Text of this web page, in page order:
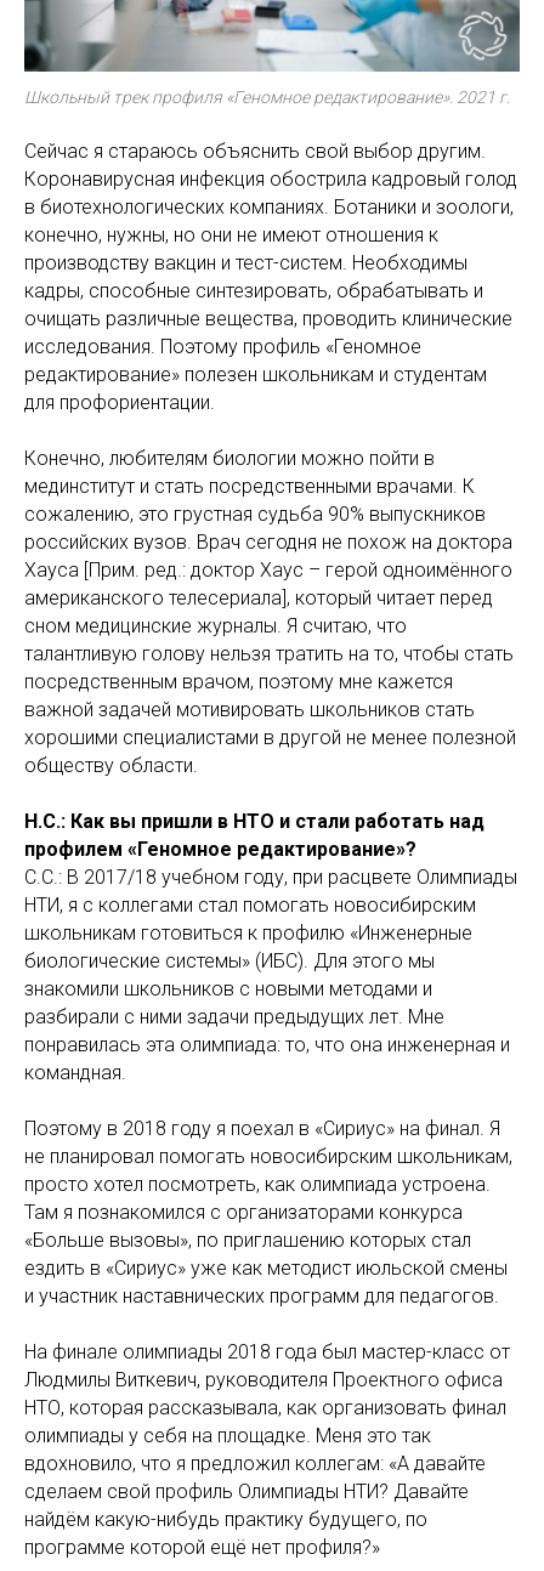
Школьный трек профиля «Геномное редактирование». 2021 г.
Сейчас я стараюсь объяснить свой выбор другим.
Коронавирусная инфекция обострила кадровый голод
в биотехнологических компаниях. Ботаники и зоологи,
конечно, нужны, но они не имеют отношения к
производству вакцин и тест-систем. Необходимы
кадры, способные синтезировать, обрабатывать и
очищать различные вещества, проводить клинические
исследования. Поэтому профиль «Геномное
редактирование» полезен школьникам и студентам
для профориентации.
Конечно, любителям биологии можно пойти в
мединститут и стать посредственными врачами. К
сожалению, это грустная судьба 90% выпускников
российских вузов. Врач сегодня не похож на доктора
Хауса [Прим. ред.: доктор Хаус – герой одноимённого
американского телесериала], который читает перед
сном медицинские журналы. Я считаю, что
талантливую голову нельзя тратить на то, чтобы стать
посредственным врачом, поэтому мне кажется
важной задачей мотивировать школьников стать
хорошими специалистами в другой не менее полезной
обществу области.
Н.С.: Как вы пришли в НТО и стали работать над
профилем «Геномное редактирование»?
С.С.: В 2017/18 учебном году, при расцвете Олимпиады
НТИ, я с коллегами стал помогать новосибирским
школьникам готовиться к профилю «Инженерные
биологические системы» (ИБС). Для этого мы
знакомили школьников с новыми методами и
разбирали с ними задачи предыдущих лет. Мне
понравилась эта олимпиада: то, что она инженерная и
командная.
Поэтому в 2018 году я поехал в «Сириус» на финал. Я
не планировал помогать новосибирским школьникам,
просто хотел посмотреть, как олимпиада устроена.
Там я познакомился с организаторами конкурса
«Больше вызовы», по приглашению которых стал
ездить в «Сириус» уже как методист июльской смены
и участник наставнических программ для педагогов.
На финале олимпиады 2018 года был мастер-класс от
Людмилы Виткевич, руководителя Проектного офиса
НТО, которая рассказывала, как организовать финал
олимпиады у себя на площадке. Меня это так
вдохновило, что я предложил коллегам: «А давайте
сделаем свой профиль Олимпиады НТИ? Давайте
найдём какую-нибудь практику будущего, по
программе которой ещё нет профиля?»